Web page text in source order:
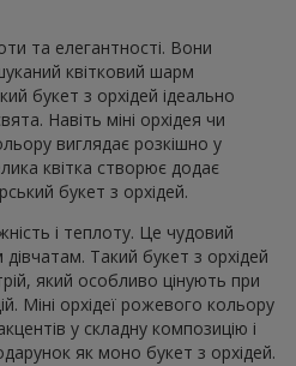
та елегантності. Вони
квітковий шарм
букет з орхідей ідеально
Навіть міні орхідея чи
виглядає розкішно у
квітка створює додає
букет з орхідей.
і теплоту. Це чудовий
Такий букет з орхідей
який особливо цінують при
Міні орхідеї рожевого кольору
у складну композицію і
як моно букет з орхідей.